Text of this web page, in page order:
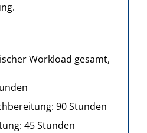
Workload gesamt,
90 Stunden
45 Stunden